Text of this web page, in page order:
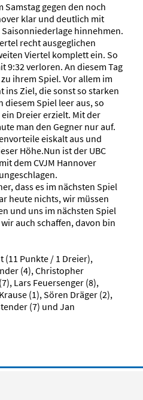
Samstag gegen den noch
klar und deutlich mit
hinnehmen.
recht ausgeglichen
Viertel komplett ein. So
9:32 verloren. An diesem Tag
ihrem Spiel. Vor allem im
ins Ziel, die sonst so starken
Spiel leer aus, so
Dreier erzielt. Mit der
man den Gegner nur auf.
eiskalt aus und
Höhe.Nun ist der UBC
dem CVJM Hannover
dass es im nächsten Spiel
heute nichts, wir müssen
und uns im nächsten Spiel
auch schaffen, davon bin
(11 Punkte / 1 Dreier),
(4), Christopher
Lars Feuersenger (8),
(1), Sören Dräger (2),
(7) und Jan